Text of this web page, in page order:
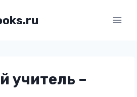
учитель –